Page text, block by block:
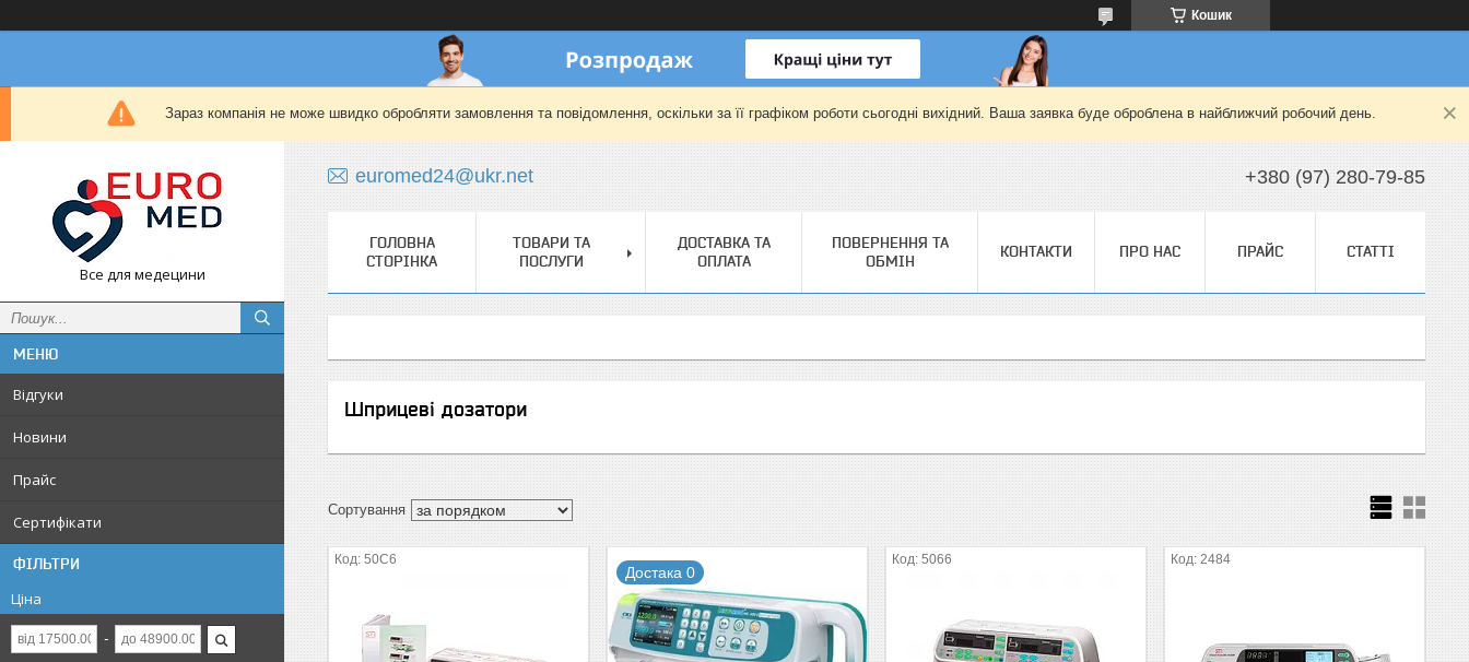
Кошик
Зараз компанія не може швидко обробляти замовлення та повідомлення, оскільки за її графіком роботи сьогодні вихідний. Ваша заявка буде оброблена в найближчий робочий день.
Все для медецини
Відгуки
Новини
Прайс
Сертифікати
ФІЛЬТРИ
Ціна
euromed24@ukr.net +380 (97) 280-79-85
ГОЛОВНА
СТОРІНКА
ТОВАРИ ТА
ПОСЛУГИ
ДОСТАВКА ТА
ОПЛАТА
ПОВЕРНЕННЯ ТА
ОБМІН
КОНТАКТИ ПРО НАС ПРАЙС СТАТТІ
Шприцеві дозатори
50C6
Достака 0
5066 2484